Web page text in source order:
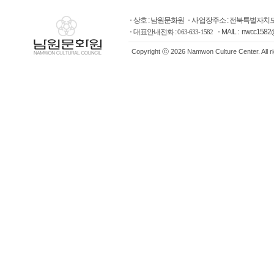
상호 : 남원문화원
사업장주소 : 전북특별자
대표안내전화 :063-633-1582 MAIL :
Copyright ⓒ 2026 Namwon Culture Center. All